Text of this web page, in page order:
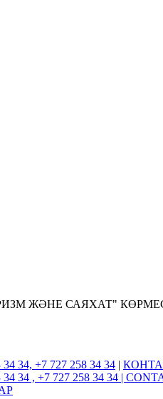
ЖӘНЕ САЯХАТ"
34 34, +7 727 258 34 34 |
34 , +7 727 258 34 34 |